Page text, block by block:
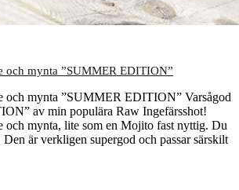
och mynta ”SUMMER EDITION”
och mynta ”SUMMER EDITION” Varsågod
av min populära Raw Ingefärsshot!
och mynta, lite som en Mojito fast nyttig. Du
Den är verkligen supergod och passar särskilt